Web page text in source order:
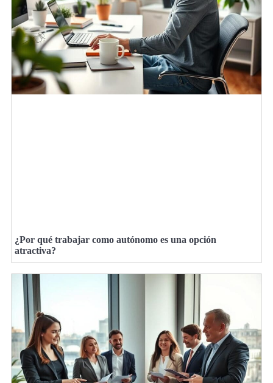
¿Por qué trabajar como autónomo es una opción
atractiva?